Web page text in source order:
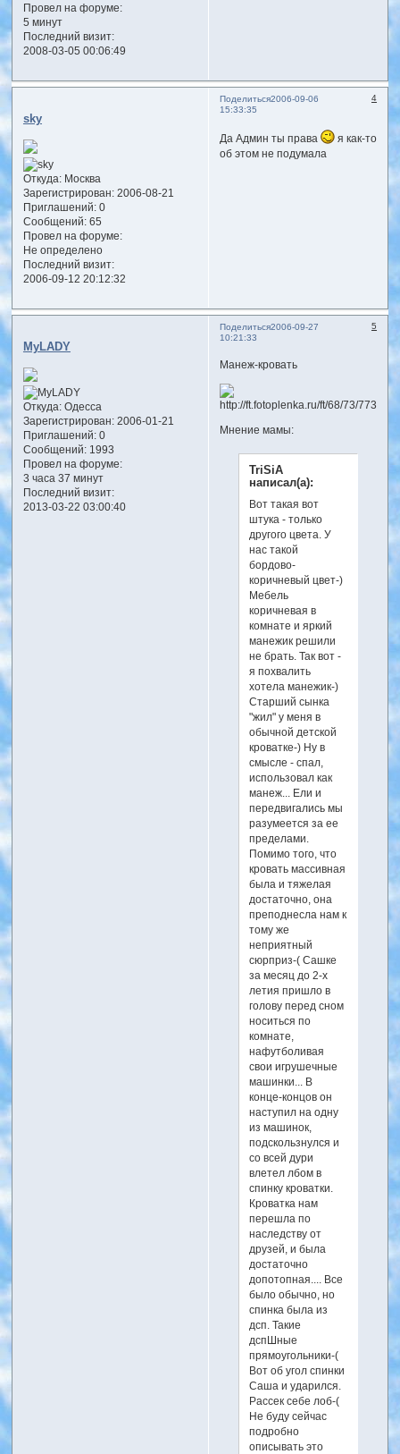
Провел на форуме:
5 минут
Последний визит:
2008-03-05 00:06:49
Поделиться 4
2006-09-06
15:33:35
sky
Откуда:Москва
Зарегистрирован: 2006-08-21
Приглашений:0
Сообщений:65
Провел на форуме:
Не определено
Последний визит:
2006-09-12 20:12:32
Да Админ ты права
я как-то
об этом не подумала
Поделиться 5
2006-09-27
10:21:33
MyLADY
Откуда:Одесса
Зарегистрирован: 2006-01-21
Приглашений:0
Сообщений:1993
Провел на форуме:
3 часа 37 минут
Последний визит:
2013-03-22 03:00:40
Манеж-кровать
Мнение мамы:
TriSiA
написал(а):
Вот такая вот
штука - только
другого цвета. У
нас такой
бордово-
коричневый цвет-)
Мебель
коричневая в
комнате и яркий
манежик решили
не брать. Так вот -
я похвалить
хотела манежик-)
Старший сынка
"жил" у меня в
обычной детской
кроватке-) Ну в
смысле - спал,
использовал как
манеж... Ели и
передвигались мы
разумеется за ее
пределами.
Помимо того, что
кровать массивная
была и тяжелая
достаточно, она
преподнесла нам к
тому же
неприятный
сюрприз-( Сашке
за месяц до 2-х
летия пришло в
голову перед сном
носиться по
комнате,
нафутболивая
свои игрушечные
машинки... В
конце-концов он
наступил на одну
из машинок,
подскользнулся и
со всей дури
влетел лбом в
спинку кроватки.
Кроватка нам
перешла по
наследству от
друзей, и была
достаточно
допотопная.... Все
было обычно, но
спинка была из
дсп. Такие
дспШные
прямоугольники-(
Вот об угол спинки
Саша и ударился.
Рассек себе лоб-(
Не буду сейчас
подробно
описывать это